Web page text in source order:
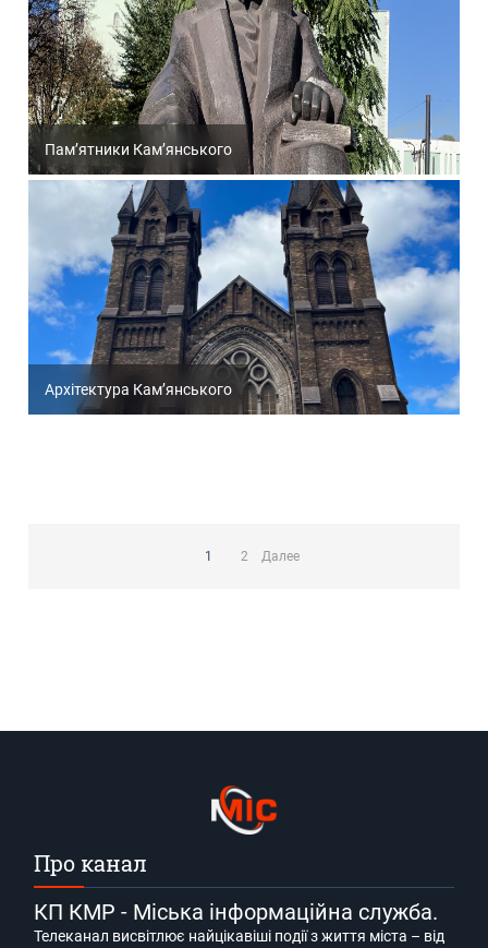
Пам’ятники Кам’янського
Архітектура Кам’янського
1 2 Далее
Про канал
КП КМР - Міська інформаційна служба.
Телеканал висвітлює найцікавіші події з життя міста – від